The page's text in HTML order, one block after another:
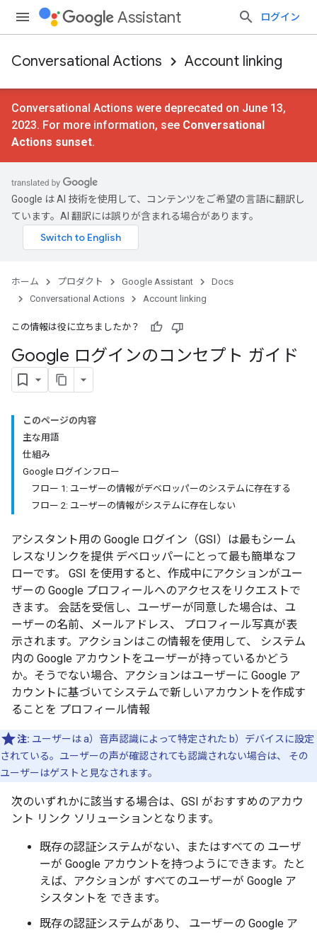
Assistant ログイン
Conversational Actions Account linking
Conversational Actions were deprecated on June 13,
2023. For more information, see Conversational
Actions sunset.
Google は AI 技術を使用して、コンテンツをご希望の言語に翻訳し
ています。AI 翻訳には誤りが含まれる場合があります。
ホーム プロダクト Google Assistant
Docs
Conversational Actions
Account linking
この情報は役に立ちましたか？
Google ログインのコンセプト ガイド
このページの内容
主な用語
仕組み
Google ログインフロー
フロー 1: ユーザーの情報がデベロッパーのシステムに存在する
フロー 2: ユーザーの情報がシステムに存在しない
アシスタント用の Google ログイン（GSI）は最もシーム
レスなリンクを提供 デベロッパーにとって最も簡単なフ
ローです。 GSI を使用すると、作成中にアクションがユー
ザーの Google プロフィールへのアクセスをリクエストで
きます。 会話を受信し、ユーザーが同意した場合は、ユ
ーザーの名前、メールアドレス、 プロフィール写真が表
示されます。アクションはこの情報を使用して、 システム
内の Google アカウントをユーザーが持っているかどう
か。そうでない場合、アクションはユーザーに Google ア
カウントに基づいてシステムで新しいアカウントを作成す
ることを プロフィール情報
注: ユーザーは a）音声認識によって特定された b）デバイスに設定
されている。ユーザーの声が確認されても認識されない場合は、 その
ユーザーはゲストと見なされます。
次のいずれかに該当する場合は、GSI がおすすめのアカウ
ント リンク ソリューションとなります。
既存の認証システムがない、またはすべての ユーザ
ーが Google アカウントを持つようにできます。たと
えば、アクションが すべてのユーザーが Google ア
シスタントを できます。
既存の認証システムがあり、 ユーザーの Google ア